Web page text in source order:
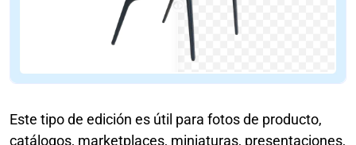
Este tipo de edición es útil para fotos de producto,
catálogos, marketplaces, miniaturas, presentaciones,